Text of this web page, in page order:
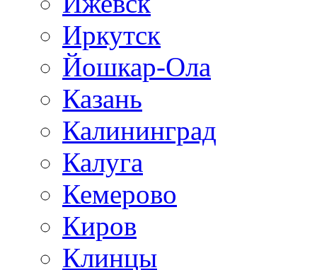
Иркутск
Йошкар-Ола
Казань
Калининград
Калуга
Кемерово
Киров
Клинцы